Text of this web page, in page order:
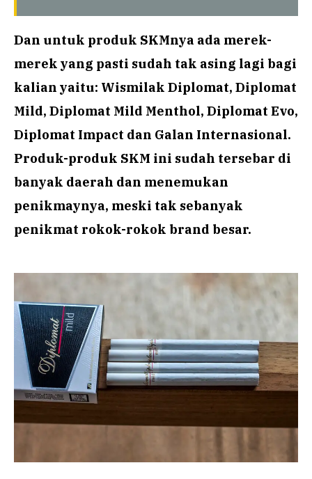
Dan untuk produk SKMnya ada merek-
merek yang pasti sudah tak asing lagi bagi
kalian yaitu: Wismilak Diplomat, Diplomat
Mild, Diplomat Mild Menthol, Diplomat Evo,
Diplomat Impact dan Galan Internasional.
Produk-produk SKM ini sudah tersebar di
banyak daerah dan menemukan
penikmaynya, meski tak sebanyak
penikmat rokok-rokok brand besar.